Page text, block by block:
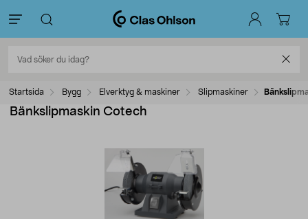
Startsida Bygg Elverktyg & maskiner Slipmaskiner
Bänkslipmaskin Cotech